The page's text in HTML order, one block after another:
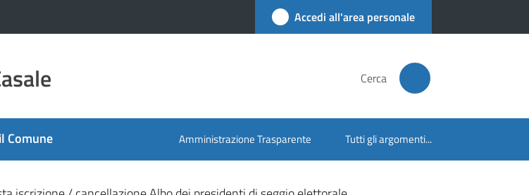
Accedi all'area personale
Cerca
Comune Amministrazione Trasparente Tutti gli argomenti...